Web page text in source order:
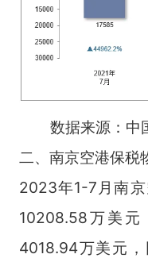
数据来源：中
二、南京空港保税
2023年1-7月南
10208.58万美
4018.94万美元